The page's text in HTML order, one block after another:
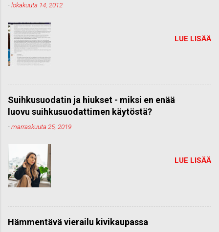
-lokakuuta 14, 2012
LUE LISÄÄ
Suihkusuodatin ja hiukset - miksi en enää
luovu suihkusuodattimen käytöstä?
-marraskuuta 25, 2019
LUE LISÄÄ
Hämmentävä vierailu kivikaupassa